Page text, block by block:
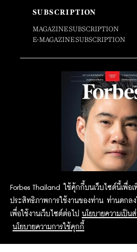
Forbes Thailand ใช้คุ้กกี้บนเว็บไซต์นี้เพื่อเ
ประสิทธิภาพการใช้งานของท่าน ท่านตกล
เพื่อใช้งานเว็บไซต์ต่อไป นโยบายความเป็น
นโยบายความการใช้คุกกี้
SUBSCRIPTION
MAGAZINE SUBSCRIPTION
E-MAGAZINE SUBSCRIPTION
2015 Forbesthailand.com ALL